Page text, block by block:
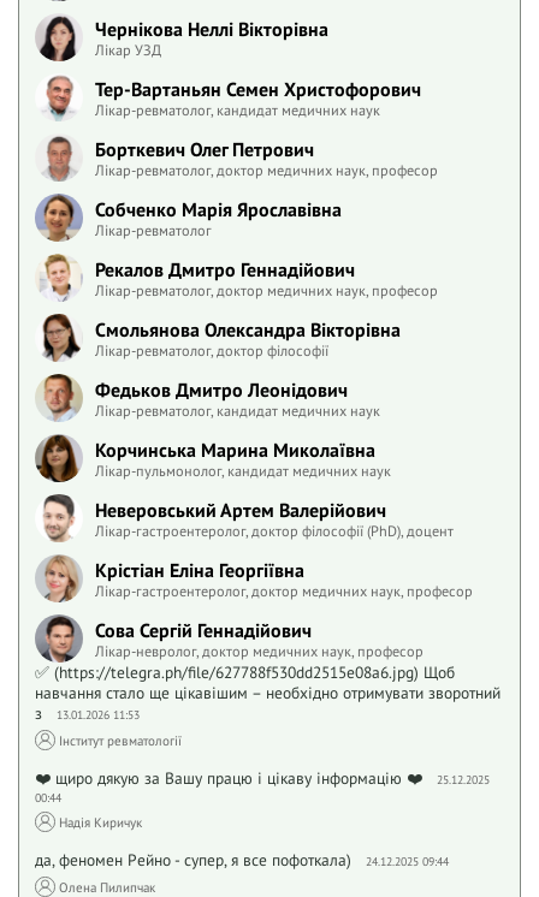
Чернікова Неллі Вікторівна
Лікар УЗД
Тер-Вартаньян Семен Христофорович
Лікар-ревматолог, кандидат медичних наук
Борткевич Олег Петрович
Лікар-ревматолог, доктор медичних наук, професор
Собченко Марія Ярославівна
Лікар-ревматолог
Рекалов Дмитро Геннадійович
Лікар-ревматолог, доктор медичних наук, професор
Смольянова Олександра Вікторівна
Лікар-ревматолог, доктор філософії
Федьков Дмитро Леонідович
Лікар-ревматолог, кандидат медичних наук
Корчинська Марина Миколаївна
Лікар-пульмонолог, кандидат медичних наук
Неверовський Артем Валерійович
Лікар-гастроентеролог, доктор філософії (PhD), доцент
Крістіан Еліна Георгіївна
Лікар-гастроентеролог, доктор медичних наук, професор
Сова Сергій Геннадійович
Лікар-невролог, доктор медичних наук, професор
✅ (https://telegra.ph/file/627788f530dd2515e08a6.jpg) Щоб
навчання стало ще цікавішим – необхідно отримувати зворотний
з
13.01.2026 11:53
Інститут ревматології
❤️ щиро дякую за Вашу працю і цікаву інформацію ❤️
25.12.2025
00:44
Надія Киричук
да, феномен Рейно - супер, я все пофоткала) 24.12.2025 09:44
Олена Пилипчак